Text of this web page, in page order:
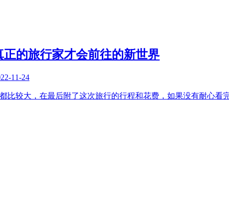
的旅行家才会前往的新世界
11-24
比较大，在最后附了这次旅行的行程和花费，如果没有耐心看